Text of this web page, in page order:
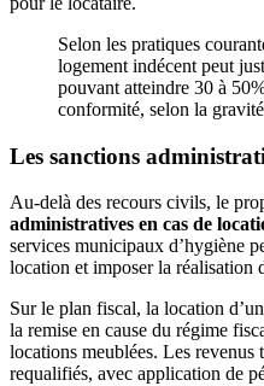
Selon les pratiques
logement indécent peut
pouvant atteindre 30 à
conformité, selon la
Les sanctions
Au-delà des recours civils, le
administratives en cas de
services municipaux d’hygiène
location et imposer la réalisation
Sur le plan fiscal, la location
la remise en cause du régime
locations meublées. Les revenus
requalifiés, avec application de